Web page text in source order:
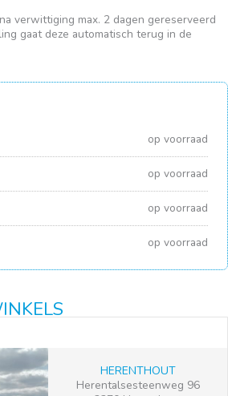
verwittiging max. 2 dagen gereserveerd
gaat deze automatisch terug in de
op voorraad
op voorraad
op voorraad
op voorraad
HERENTHOUT
Herentalsesteenweg 96